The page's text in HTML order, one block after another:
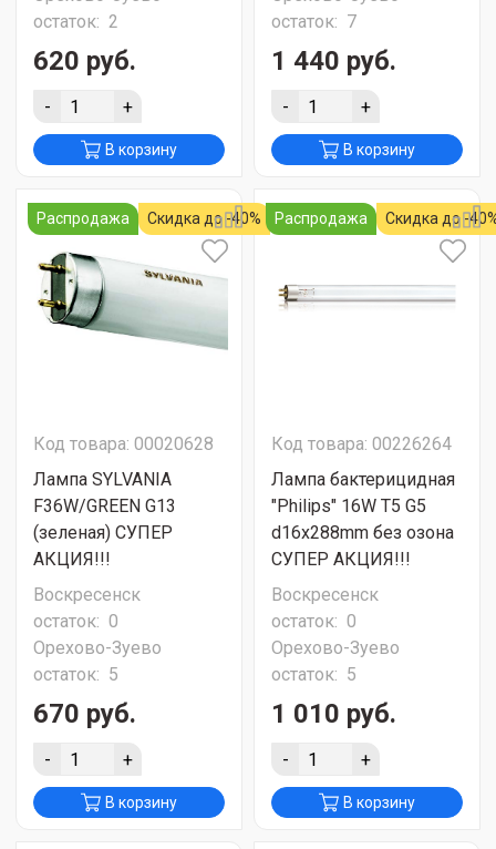
остаток: 2
620 руб.
- +
В корзину
остаток: 7
1 440 руб.
- +
В корзину
Распродажа Скидка до -40%
Код товара: 00020628
Лампа SYLVANIA
F36W/GREEN G13
(зеленая) СУПЕР
АКЦИЯ!!!
Воскресенск
остаток: 0
Орехово-Зуево
остаток: 5
670 руб.
- +
В корзину
Распродажа Скидка до -
Код товара: 00226264
Лампа бактерицидная
"Philips" 16W T5 G5
d16x288mm без озона
СУПЕР АКЦИЯ!!!
Воскресенск
остаток: 0
Орехово-Зуево
остаток: 5
1 010 руб.
- +
В корзину